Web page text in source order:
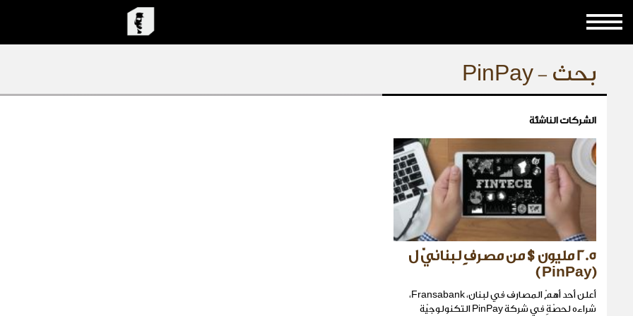
بحث - PinPay
الشركات الناشئة
2.5 مليون$ من مصرفٍ لبنانيّ ل
(PinPay )
أعلن أحد أهمّ المصارف في لبنان، Fransabank،
شراءه لحصّةٍ في شركة PinPay التكنولوجيّة